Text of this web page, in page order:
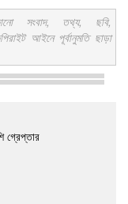
সংবাদ, তথ্য, ছবি,
আইনে পূর্বানুমতি ছাড়া
গ্রেপ্তার